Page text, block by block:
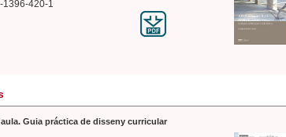
1396-420-1
Guia práctica de disseny curricular